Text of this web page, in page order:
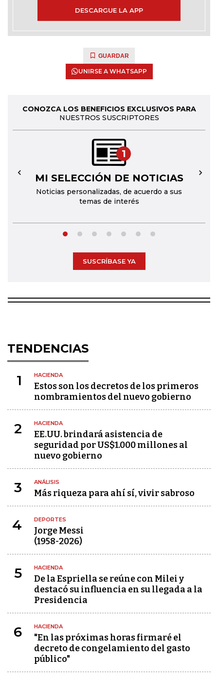
DESCARGUE LA APP
GUARDAR
UNIRSE A WHATSAPP
CONOZCA LOS BENEFICIOS EXCLUSIVOS PARA
NUESTROS SUSCRIPTORES
1
MI SELECCIÓN DE NOTICIAS
Noticias personalizadas, de acuerdo a sus
temas de interés
← →
SUSCRÍBASE YA
TENDENCIAS
1 HACIENDA
Estos son los decretos de los primeros
nombramientos del nuevo gobierno
2 HACIENDA
EE.UU. brindará asistencia de
seguridad por US$1.000 millones al
nuevo gobierno
3 ANÁLISIS
Más riqueza para ahí sí, vivir sabroso
4 DEPORTES
Jorge Messi
(1958-2026)
5 HACIENDA
De la Espriella se reúne con Milei y
destacó su influencia en su llegada a la
Presidencia
6 HACIENDA
"En las próximas horas firmaré el
decreto de congelamiento del gasto
público"